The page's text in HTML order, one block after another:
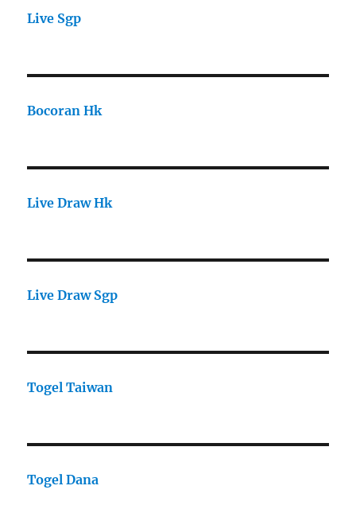
Live Sgp
Bocoran Hk
Live Draw Hk
Live Draw Sgp
Togel Taiwan
Togel Dana